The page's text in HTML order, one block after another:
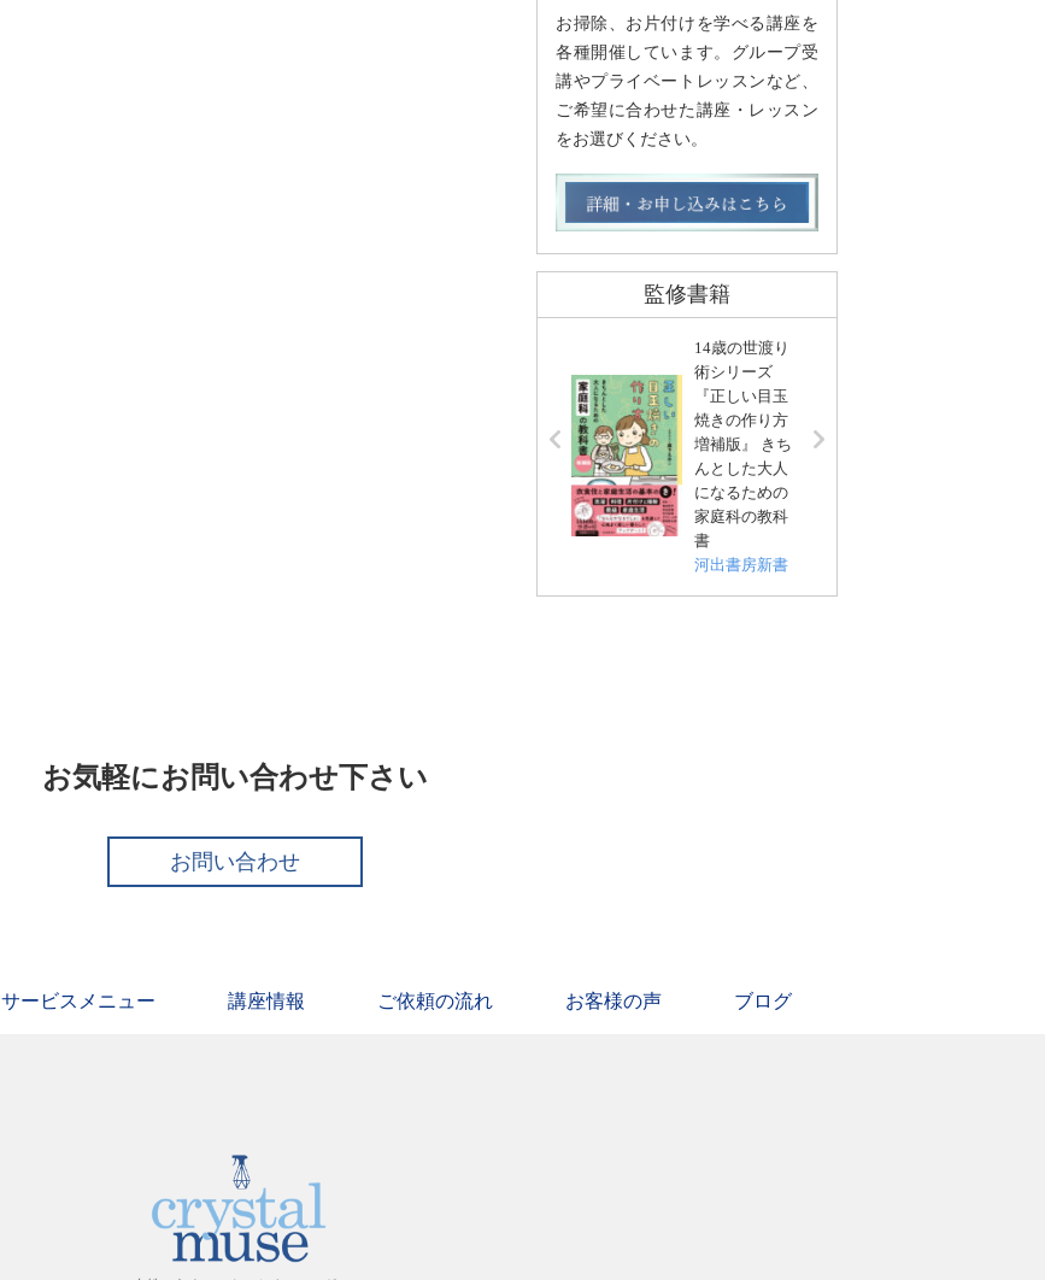
お掃除、お片付けを学べる講座を
各種開催しています。グループ受
講やプライベートレッスンなど、
ご希望に合わせた講座・レッスン
をお選びください。
監修書籍
14歳の世渡り
術シリーズ
『正しい目玉
焼きの作り方
増補版』 きち
んとした大人
になるための
家庭科の教科
書
河出書房新書
お気軽にお問い合わせ下さい
お問い合わせ
サービスメニュー 講座情報 ご依頼の流れ お客様の声 ブログ